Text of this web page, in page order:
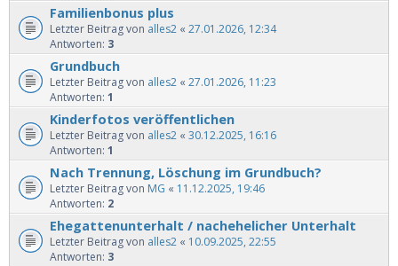
Familienbonus plus
Letzter Beitrag von alles2 « 27.01.2026, 12:34
Antworten: 3
Grundbuch
Letzter Beitrag von alles2 « 27.01.2026, 11:23
Antworten: 1
Kinderfotos veröffentlichen
Letzter Beitrag von alles2 « 30.12.2025, 16:16
Antworten: 1
Nach Trennung, Löschung im Grundbuch?
Letzter Beitrag von MG « 11.12.2025, 19:46
Antworten: 2
Ehegattenunterhalt / nachehelicher Unterhalt
Letzter Beitrag von alles2 « 10.09.2025, 22:55
Antworten: 3